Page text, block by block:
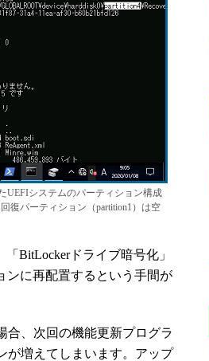
システムのパーティション構成
復パーティション（partition1）は空
BitLockerドライブ暗号化」
ンに再配置するという手間が
、次回の機能更新プログラ
が増えてしまいます。アップ